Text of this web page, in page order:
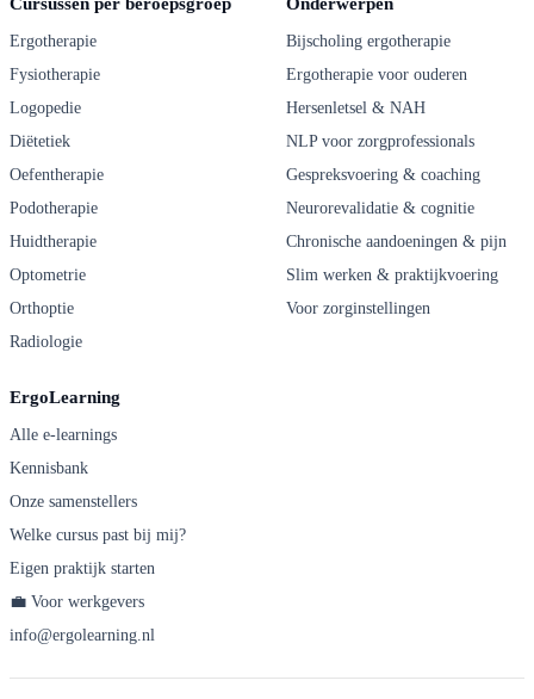
Ergotherapie
Fysiotherapie
Logopedie
Diëtetiek
Oefentherapie
Podotherapie
Huidtherapie
Optometrie
Orthoptie
Radiologie
Bijscholing ergotherapie
Ergotherapie voor ouderen
Hersenletsel & NAH
NLP voor zorgprofessionals
Gespreksvoering & coaching
Neurorevalidatie & cognitie
Chronische aandoeningen & pijn
Slim werken & praktijkvoering
Voor zorginstellingen
ErgoLearning
Alle e-learnings
Kennisbank
Onze samenstellers
Welke cursus past bij mij?
Eigen praktijk starten
💼 Voor werkgevers
info@ergolearning.nl